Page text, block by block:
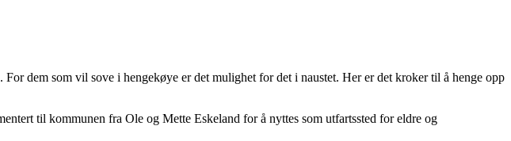
dem som vil sove i hengekøye er det mulighet for det i naustet. Her er det kroker til å henge opp
til kommunen fra Ole og Mette Eskeland for å nyttes som utfartssted for eldre og